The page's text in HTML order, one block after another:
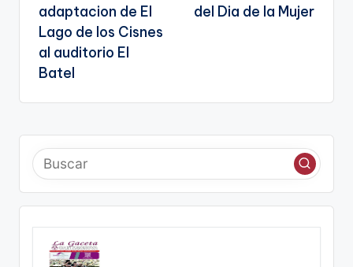
adaptacion de El
Lago de los Cisnes
al auditorio El
Batel
del Dia de la Mujer